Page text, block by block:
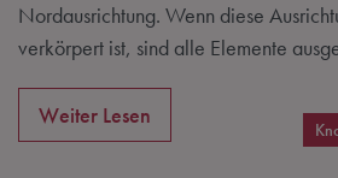
Nordausrichtung. Wenn diese
verkörpert ist, sind alle Elemente
Weiter Lesen